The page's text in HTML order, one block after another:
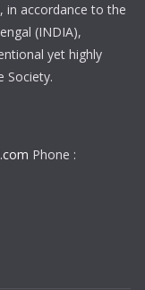
in accordance to the
(INDIA),
yet highly
Society.
Phone :